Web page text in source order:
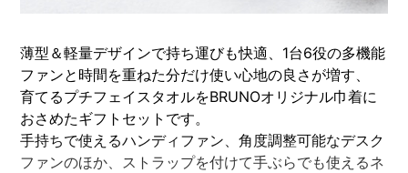
薄型＆軽量デザインで持ち運びも快適、1台6役の多機能
ファンと時間を重ねた分だけ使い心地の良さが増す、
育てるプチフェイスタオルをBRUNOオリジナル巾着に
おさめたギフトセットです。
手持ちで使えるハンディファン、角度調整可能なデスク
ファンのほか、ストラップを付けて手ぶらでも使えるネ